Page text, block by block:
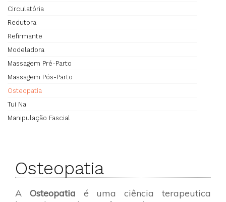
Circulatória
Redutora
Refirmante
Modeladora
Massagem Pré-Parto
Massagem Pós-Parto
Osteopatia
Tui Na
Manipulação Fascial
Osteopatia
A Osteopatia é uma ciência terapeutica